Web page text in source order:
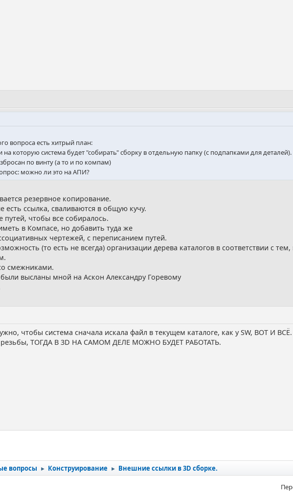
вопроса есть хитрый план:
которую система будет "собирать" сборку в отдельную папку (с подпапками для деталей).
по винту (а то и по компам)
можно ли это на АПИ?
резервное копирование.
есть ссылка, сваливаются в общую кучу.
чтобы все собиралось.
в Компасе, но добавить туда же
чертежей, с переписанием путей.
(то есть не всегда) организации дерева каталогов в соответствии с тем,
смежниками.
высланы мной на Аскон Александру Горевому
чтобы система сначала искала файл в текущем каталоге, как у SW, ВОТ И ВСЁ.
резьбы, ТОГДА В 3D НА САМОМ ДЕЛЕ МОЖНО БУДЕТ РАБОТАТЬ.
вопросы ► Конструирование ► Внешние ссылки в 3D сборке.